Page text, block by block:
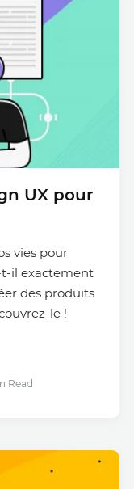
UX pour
vies pour
il exactement
des produits
le !
Read